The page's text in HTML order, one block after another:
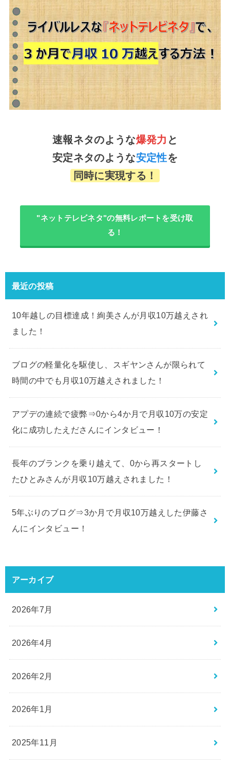
速報ネタのような爆発力 と
安定ネタのような安定性を
同時に実現する！
"ネットテレビネタ"の無料レポートを受け取
る！
最近の投稿
10年越しの目標達成！絢美さんが月収10万越えされ
ました！
ブログの軽量化を駆使し、スギヤンさんが限られて
時間の中でも月収10万越えされました！
アプデの連続で疲弊⇒0から4か月で月収10万の安定
化に成功したえださんにインタビュー！
長年のブランクを乗り越えて、0から再スタートし
たひとみさんが月収10万越えされました！
5年ぶりのブログ⇒3か月で月収10万越えした伊藤さ
んにインタビュー！
アーカイブ
2026年7月
2026年4月
2026年2月
2026年1月
2025年11月